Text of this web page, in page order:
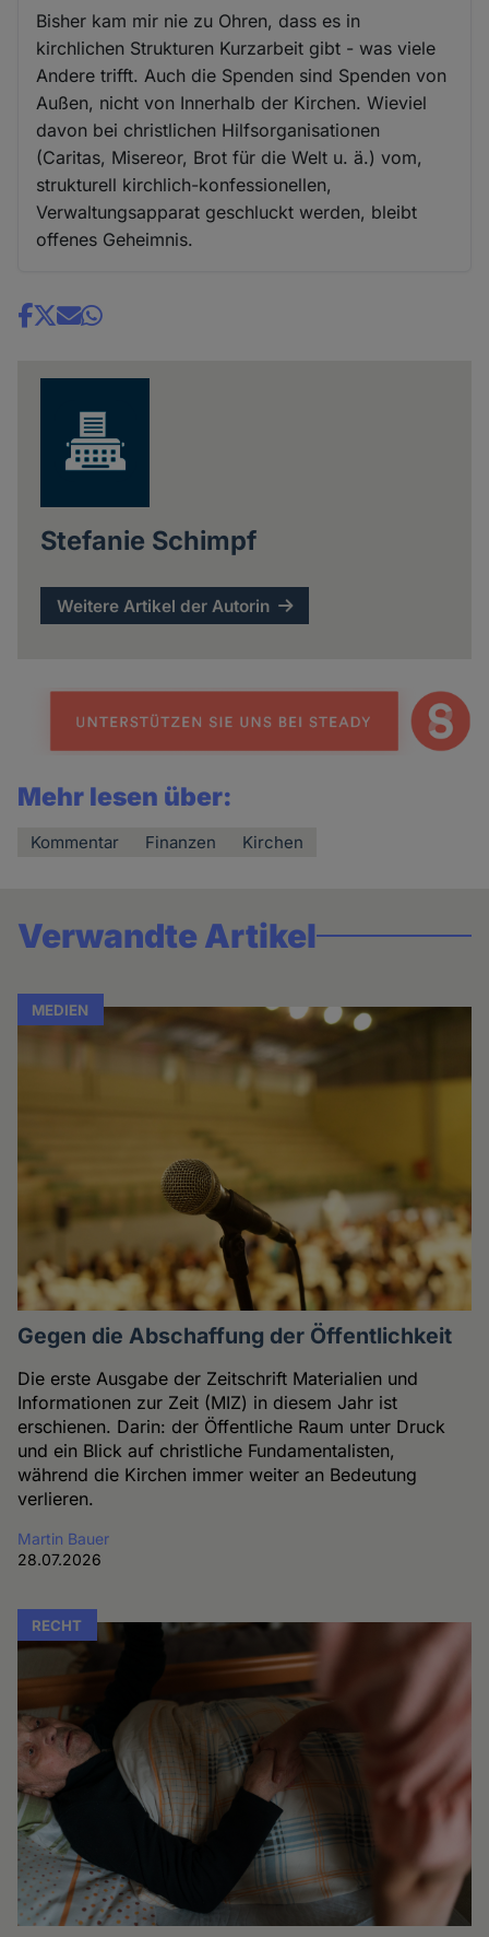
Bisher kam mir nie zu Ohren, dass es in
kirchlichen Strukturen Kurzarbeit gibt - was viele
Andere trifft. Auch die Spenden sind Spenden von
Außen, nicht von Innerhalb der Kirchen. Wieviel
davon bei christlichen Hilfsorganisationen
(Caritas, Misereor, Brot für die Welt u. ä.) vom,
strukturell kirchlich-konfessionellen,
Verwaltungsapparat geschluckt werden, bleibt
offenes Geheimnis.
Share
Stefanie Schimpf
Weitere Artikel der Autorin
Mehr lesen über:
Kommentar Finanzen Kirchen
Verwandte Artikel
MEDIEN
Gegen die Abschaffung der Öffentlichkeit
Die erste Ausgabe der Zeitschrift Materialien und
Informationen zur Zeit (MIZ) in diesem Jahr ist
erschienen. Darin: der Öffentliche Raum unter Druck
und ein Blick auf christliche Fundamentalisten,
während die Kirchen immer weiter an Bedeutung
verlieren.
Martin Bauer
28.07.2026
RECHT